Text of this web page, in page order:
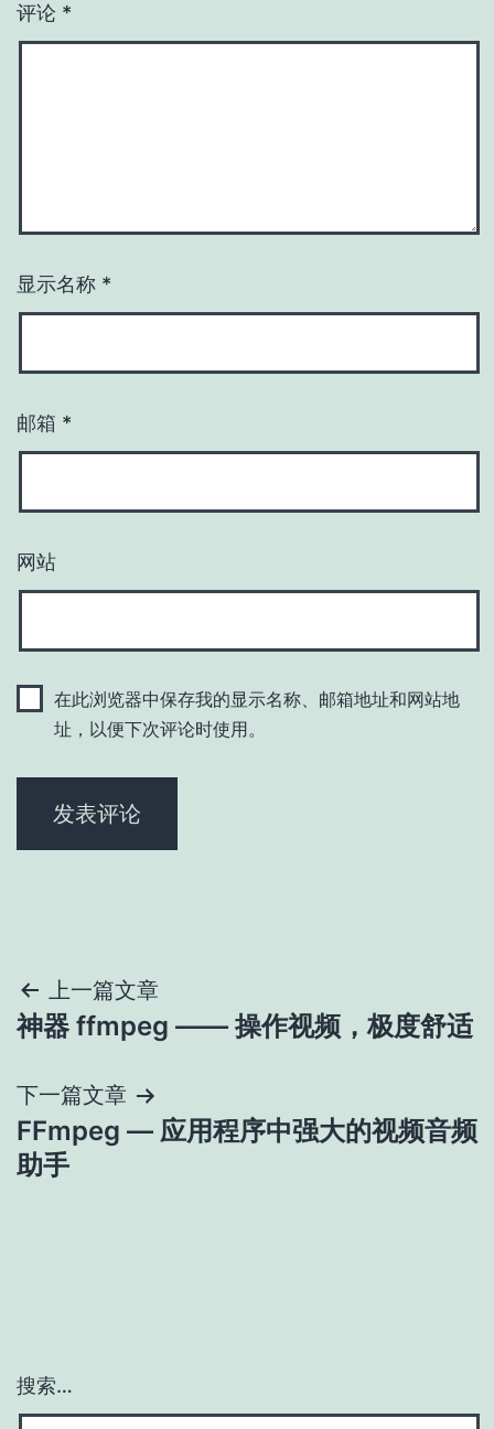
评论 *
显示名称 *
邮箱 *
网站
在此浏览器中保存我的显示名称、邮箱地址和网站地
址，以便下次评论时使用。
文
章
导
航
上一篇文章
神器 ffmpeg —— 操作视频，极度舒适
下一篇文章
FFmpeg — 应用程序中强大的视频音频
助手
搜索…